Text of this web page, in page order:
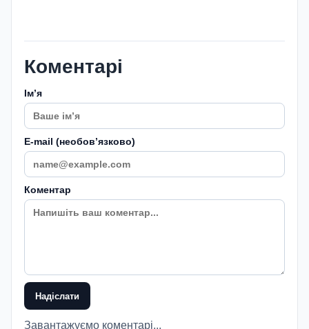
Коментарі
Імʼя
E-mail (необовʼязково)
Коментар
Надіслати
Завантажуємо коментарі...